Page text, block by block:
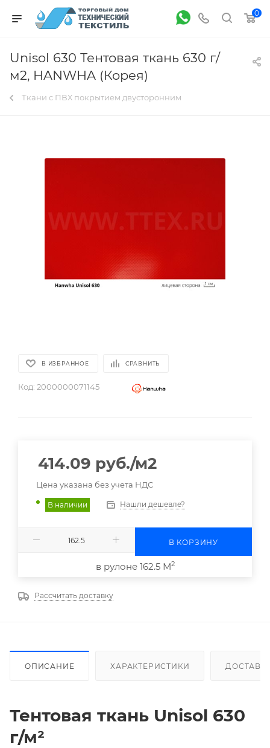
0
Unisol 630 Тентовая ткань 630 г/
м2, HANWHA (Корея)
Ткани с ПВХ покрытием двусторонним
В ИЗБРАННОЕ СРАВНИТЬ
Код: 2000000071145
414.09 руб./м2
Цена указана без учета НДС
В наличии Нашли дешевле?
В КОРЗИНУ
в рулоне 162.5 М2
Рассчитать доставку
ОПИСАНИЕ ХАРАКТЕРИСТИКИ
Тентовая ткань Unisol 630
г/м²